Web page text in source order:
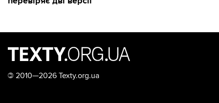
© 2010—2026 Texty.org.ua